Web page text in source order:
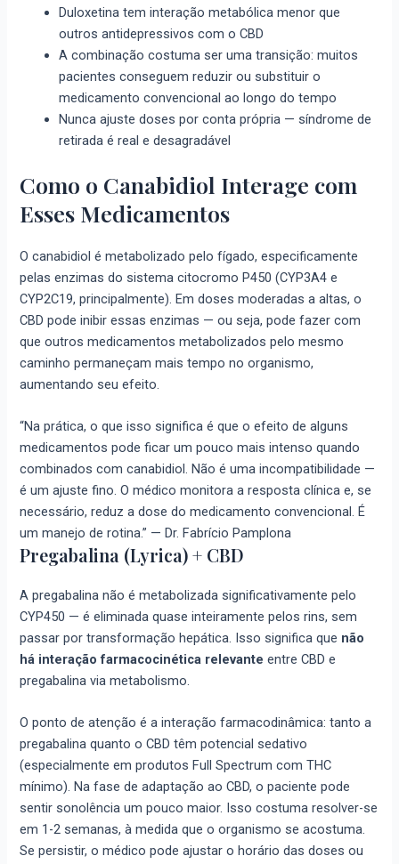
Duloxetina tem interação metabólica menor que
outros antidepressivos com o CBD
A combinação costuma ser uma transição: muitos
pacientes conseguem reduzir ou substituir o
medicamento convencional ao longo do tempo
Nunca ajuste doses por conta própria — síndrome de
retirada é real e desagradável
Como o Canabidiol Interage com
Esses Medicamentos
O canabidiol é metabolizado pelo fígado, especificamente
pelas enzimas do sistema citocromo P450 (CYP3A4 e
CYP2C19, principalmente). Em doses moderadas a altas, o
CBD pode inibir essas enzimas — ou seja, pode fazer com
que outros medicamentos metabolizados pelo mesmo
caminho permaneçam mais tempo no organismo,
aumentando seu efeito.
“Na prática, o que isso significa é que o efeito de alguns
medicamentos pode ficar um pouco mais intenso quando
combinados com canabidiol. Não é uma incompatibilidade —
é um ajuste fino. O médico monitora a resposta clínica e, se
necessário, reduz a dose do medicamento convencional. É
um manejo de rotina.” — Dr. Fabrício Pamplona
Pregabalina (Lyrica) + CBD
A pregabalina não é metabolizada significativamente pelo
CYP450 — é eliminada quase inteiramente pelos rins, sem
passar por transformação hepática. Isso significa que não
há interação farmacocinética relevante entre CBD e
pregabalina via metabolismo.
O ponto de atenção é a interação farmacodinâmica: tanto a
pregabalina quanto o CBD têm potencial sedativo
(especialmente em produtos Full Spectrum com THC
mínimo). Na fase de adaptação ao CBD, o paciente pode
sentir sonolência um pouco maior. Isso costuma resolver-se
em 1-2 semanas, à medida que o organismo se acostuma.
Se persistir, o médico pode ajustar o horário das doses ou